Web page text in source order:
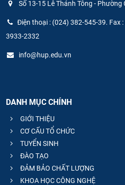
Số 13-15 Lê Thánh Tông -
Điện thoại : (024) 382-545-39. Fax
3933-2332
info@hup.edu.vn
DANH MỤC CHÍNH
GIỚI THIỆU
CƠ CẤU TỔ CHỨC
TUYỂN SINH
ĐÀO TẠO
ĐẢM BẢO CHẤT LƯỢNG
KHOA HỌC CÔNG NGHỆ